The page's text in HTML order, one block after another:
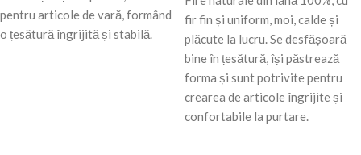
pentru articole de vară, formând
o țesătură îngrijită și stabilă.
fir fin și uniform, moi, calde și
plăcute la lucru. Se desfășoară
bine în țesătură, își păstrează
forma și sunt potrivite pentru
crearea de articole îngrijite și
confortabile la purtare.